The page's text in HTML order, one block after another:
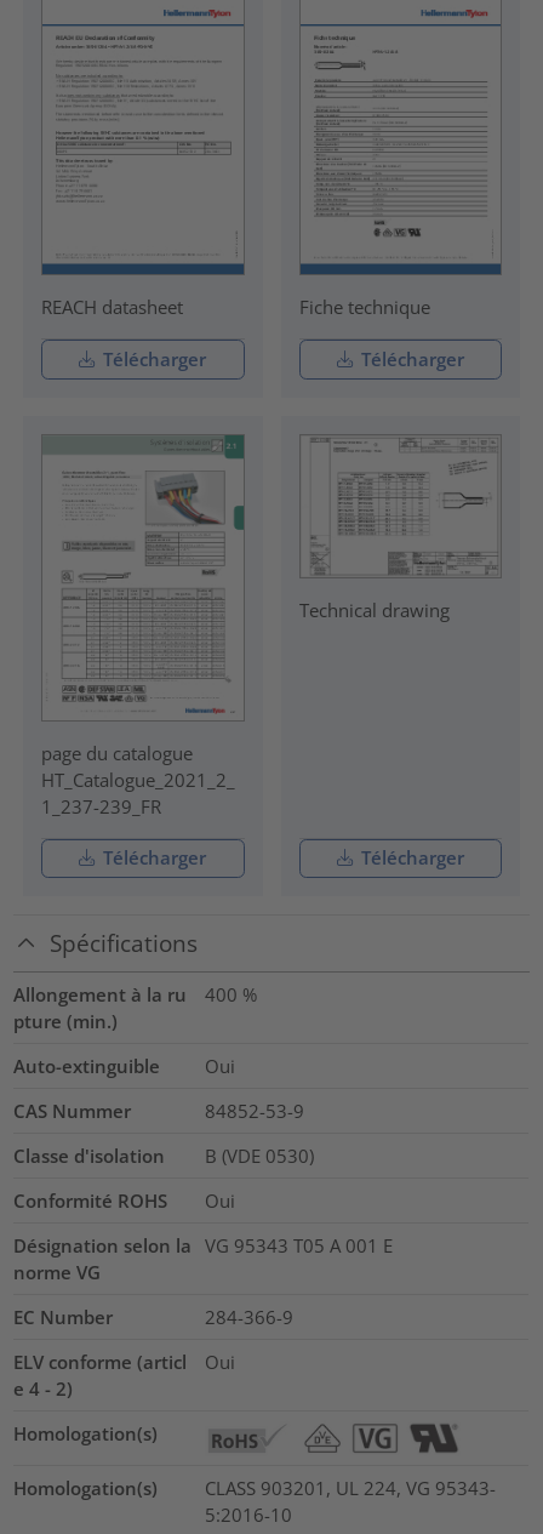
REACH datasheet
Télécharger
Fiche technique
Télécharger
page du catalogue
HT_Catalogue_2021_2_
1_237-239_FR
Télécharger
Technical drawing
Télécharger
Spécifications
Allongement à la ru
pture (min.)
400 %
Auto-extinguible
Oui
CAS Nummer
84852-53-9
Classe d'isolation
B (VDE 0530)
Conformité ROHS
Oui
Désignation selon la
norme VG
VG 95343 T05 A 001 E
EC Number
284-366-9
ELV conforme (articl
e 4 - 2)
Oui
Homologation(s)
Homologation(s)
CLASS 903201, UL 224, VG 95343-
5:2016-10